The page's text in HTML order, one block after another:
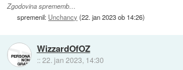
Zgodovina sprememb…
spremenil: Unchancy (22. jan 2023 ob 14:26)
WizzardOfOZ
::22. jan 2023, 14:30